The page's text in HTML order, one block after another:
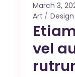
March 3,
Art
Design
vel